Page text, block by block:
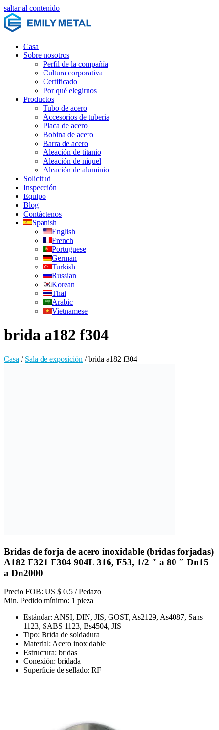
saltar al contenido
Casa
Sobre nosotros
Perfil de la compañía
Cultura corporativa
Certificado
Por qué elegirnos
Productos
Tubo de acero
Accesorios de tuberia
Placa de acero
Bobina de acero
Barra de acero
Aleación de titanio
Aleación de niquel
Aleación de aluminio
Solicitud
Inspección
Equipo
Blog
Contáctenos
Spanish
English
French
Portuguese
German
Turkish
Russian
Korean
Thai
Arabic
Vietnamese
brida a182 f304
Casa / Sala de exposición /brida a182 f304
Bridas de forja de acero inoxidable (bridas forjadas)
A182 F321 F304 904L 316, F53, 1/2 ″ a 80 ″ Dn15
a Dn2000
Precio FOB: US $ 0.5 / Pedazo
Min. Pedido mínimo: 1 pieza
Estándar: ANSI, DIN, JIS, GOST, As2129, As4087, Sans
1123, SABS 1123, Bs4504, JIS
Tipo: Brida de soldadura
Material: Acero inoxidable
Estructura: bridas
Conexión: bridada
Superficie de sellado: RF